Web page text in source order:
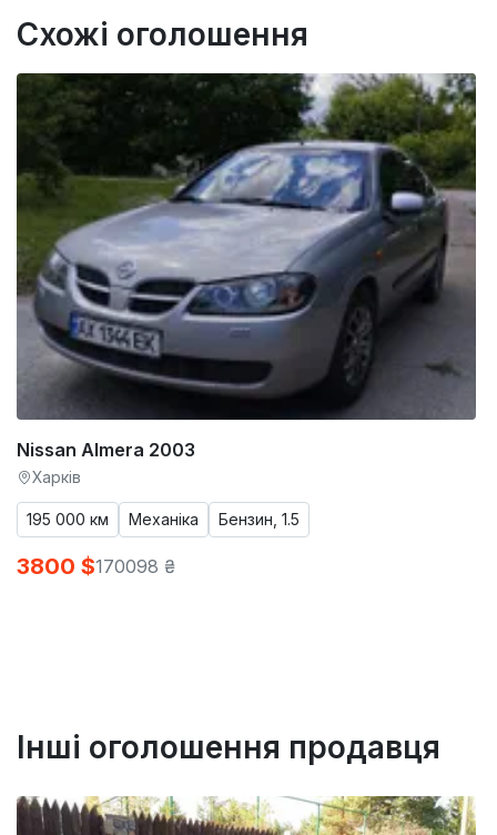
Схожі оголошення
Nissan Almera 2003
Харків
195 000 км Механіка Бензин, 1.5
3800 $170098 ₴
Інші оголошення продавця